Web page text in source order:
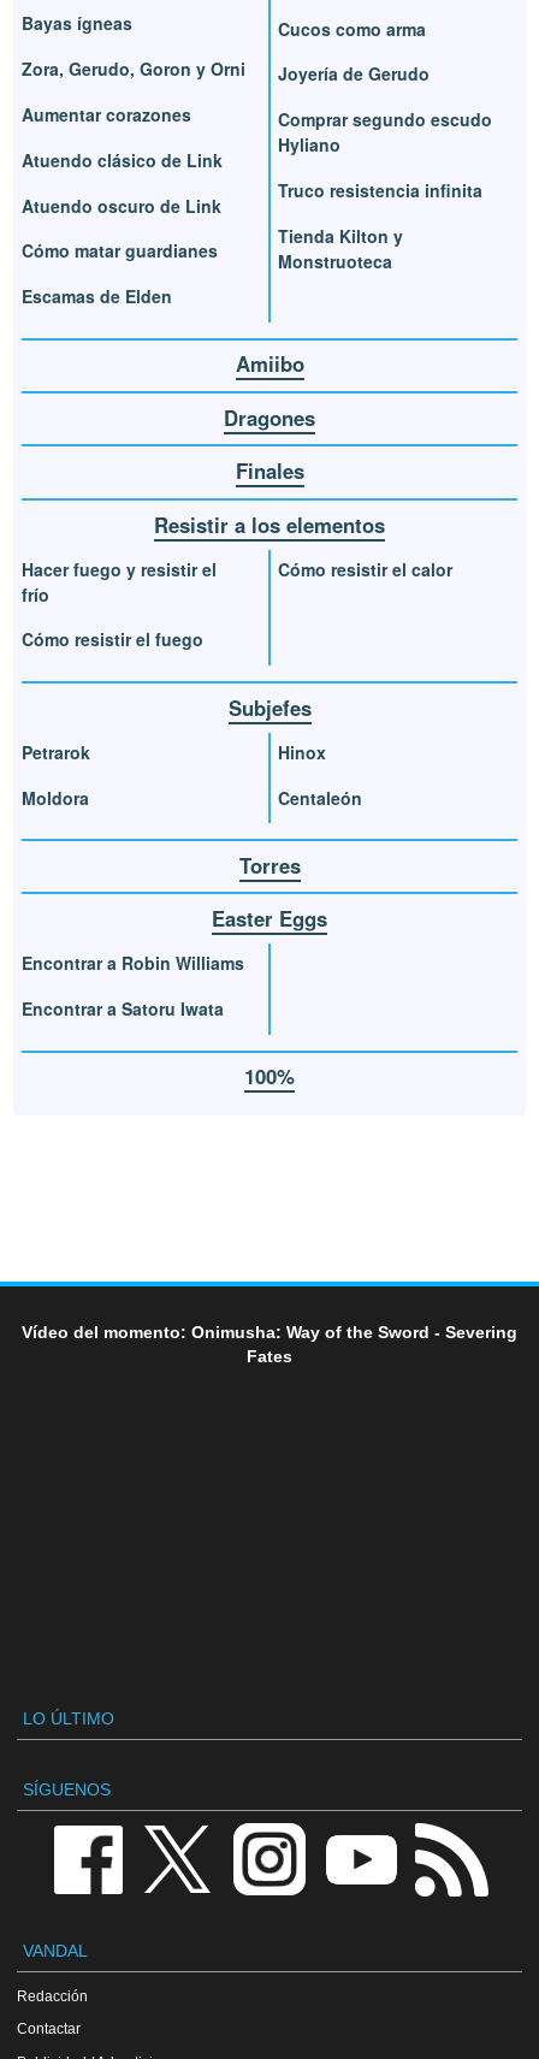
Bayas ígneas
Zora, Gerudo, Goron y Orni
Aumentar corazones
Atuendo clásico de Link
Atuendo oscuro de Link
Cómo matar guardianes
Escamas de Elden
Cucos como arma
Joyería de Gerudo
Comprar segundo escudo
Hyliano
Truco resistencia infinita
Tienda Kilton y
Monstruoteca
Amiibo
Dragones
Finales
Resistir a los elementos
Hacer fuego y resistir el
frío
Cómo resistir el fuego
Cómo resistir el calor
Subjefes
Petrarok
Moldora
Hinox
Centaleón
Torres
Easter Eggs
Encontrar a Robin Williams
Encontrar a Satoru Iwata
100%
Vídeo del momento: Onimusha: Way of the Sword - Severing
Fates
LO ÚLTIMO
SÍGUENOS
VANDAL
Redacción
Contactar